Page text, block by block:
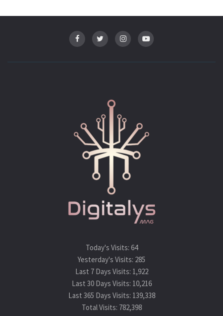
Comics cosplay geek
Today's Visits: 64
Yesterday's Visits: 285
Last 7 Days Visits: 1,922
Last 30 Days Visits: 10,216
Last 365 Days Visits: 139,338
Total Visits: 782,398